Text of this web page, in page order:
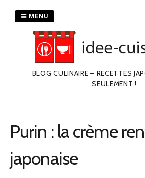
BLOG CULINAIRE – RECETTES
SEULEMENT !
MENU
Purin : la crème
japonaise